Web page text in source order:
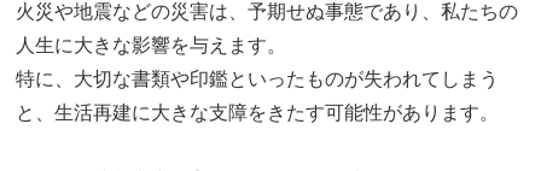
火災や地震などの災害は、予期せぬ事態であり、私たちの
人生に大きな影響を与えます。
特に、大切な書類や印鑑といったものが失われてしまう
と、生活再建に大きな支障をきたす可能性があります。